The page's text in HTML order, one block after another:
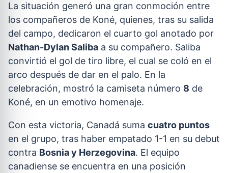
La situación generó una gran conmoción entre
los compañeros de Koné, quienes, tras su salida
del campo, dedicaron el cuarto gol anotado por
Nathan-Dylan Saliba a su compañero. Saliba
convirtió el gol de tiro libre, el cual se coló en el
arco después de dar en el palo. En la
celebración, mostró la camiseta número 8 de
Koné, en un emotivo homenaje.
Con esta victoria, Canadá suma cuatro puntos
en el grupo, tras haber empatado 1-1 en su debut
contra Bosnia y Herzegovina. El equipo
canadiense se encuentra en una posición